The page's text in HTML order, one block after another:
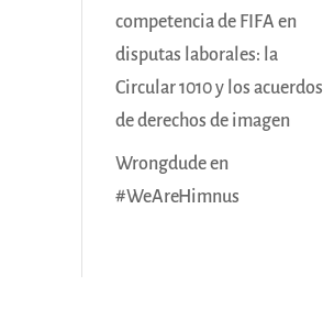
competencia de FIFA en
disputas laborales: la
Circular 1010 y los acuerdos
de derechos de imagen
Wrongdudeen
#WeAreHimnus